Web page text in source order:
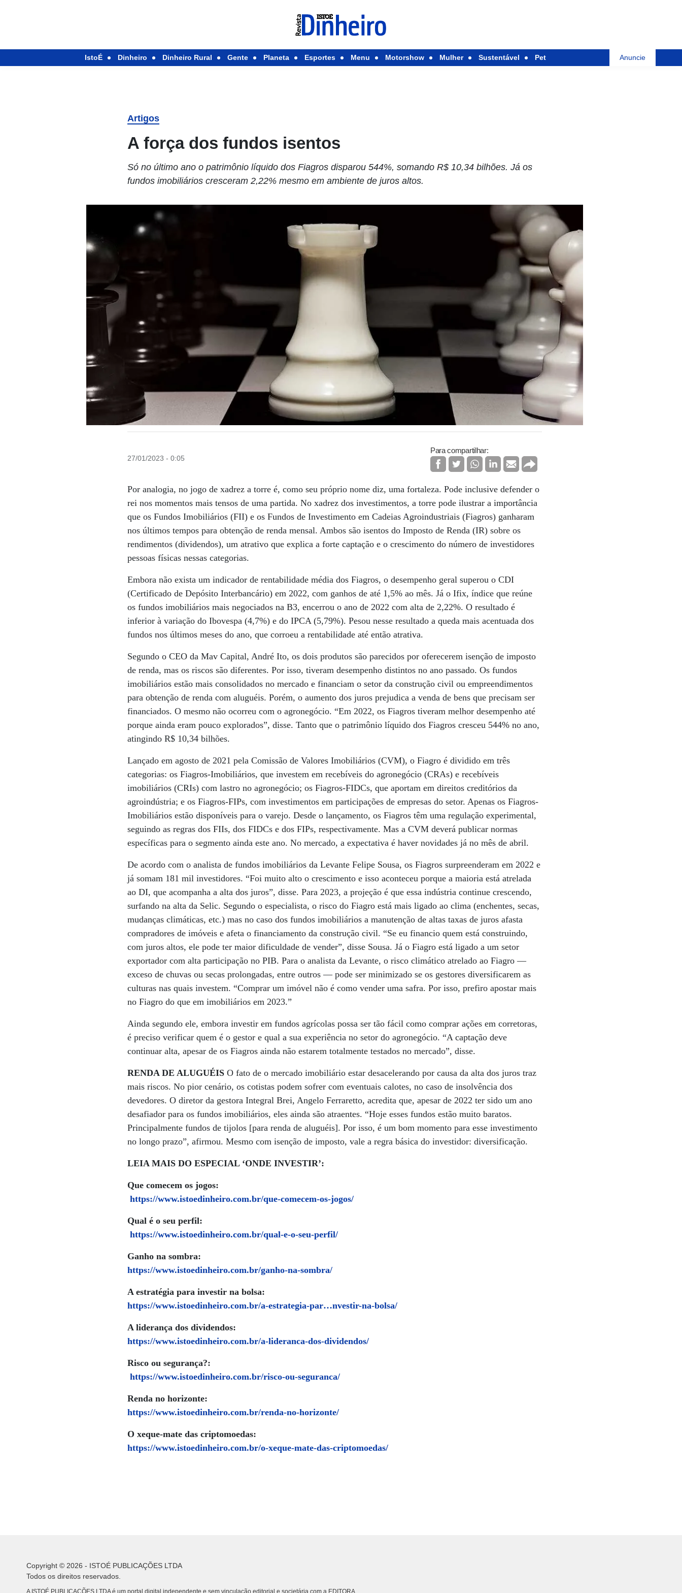
IstoÉ Dinheiro Dinheiro Rural Gente Planeta Esportes Menu Motorshow Mulher Sustentável Pet Anuncie
Artigos
A força dos fundos isentos
Só no último ano o patrimônio líquido dos Fiagros disparou 544%, somando R$ 10,34 bilhões. Já os
fundos imobiliários cresceram 2,22% mesmo em ambiente de juros altos.
27/01/2023 - 0:05
Para compartilhar:
Por analogia, no jogo de xadrez a torre é, como seu próprio nome diz, uma fortaleza. Pode inclusive defender o
rei nos momentos mais tensos de uma partida. No xadrez dos investimentos, a torre pode ilustrar a importância
que os Fundos Imobiliários (FII) e os Fundos de Investimento em Cadeias Agroindustriais (Fiagros) ganharam
nos últimos tempos para obtenção de renda mensal. Ambos são isentos do Imposto de Renda (IR) sobre os
rendimentos (dividendos), um atrativo que explica a forte captação e o crescimento do número de investidores
pessoas físicas nessas categorias.
Embora não exista um indicador de rentabilidade média dos Fiagros, o desempenho geral superou o CDI
(Certificado de Depósito Interbancário) em 2022, com ganhos de até 1,5% ao mês. Já o Ifix, índice que reúne
os fundos imobiliários mais negociados na B3, encerrou o ano de 2022 com alta de 2,22%. O resultado é
inferior à variação do Ibovespa (4,7%) e do IPCA (5,79%). Pesou nesse resultado a queda mais acentuada dos
fundos nos últimos meses do ano, que corroeu a rentabilidade até então atrativa.
Segundo o CEO da Mav Capital, André Ito, os dois produtos são parecidos por oferecerem isenção de imposto
de renda, mas os riscos são diferentes. Por isso, tiveram desempenho distintos no ano passado. Os fundos
imobiliários estão mais consolidados no mercado e financiam o setor da construção civil ou empreendimentos
para obtenção de renda com aluguéis. Porém, o aumento dos juros prejudica a venda de bens que precisam ser
financiados. O mesmo não ocorreu com o agronegócio. “Em 2022, os Fiagros tiveram melhor desempenho até
porque ainda eram pouco explorados”, disse. Tanto que o patrimônio líquido dos Fiagros cresceu 544% no ano,
atingindo R$ 10,34 bilhões.
Lançado em agosto de 2021 pela Comissão de Valores Imobiliários (CVM), o Fiagro é dividido em três
categorias: os Fiagros-Imobiliários, que investem em recebíveis do agronegócio (CRAs) e recebíveis
imobiliários (CRIs) com lastro no agronegócio; os Fiagros-FIDCs, que aportam em direitos creditórios da
agroindústria; e os Fiagros-FIPs, com investimentos em participações de empresas do setor. Apenas os Fiagros-
Imobiliários estão disponíveis para o varejo. Desde o lançamento, os Fiagros têm uma regulação experimental,
seguindo as regras dos FIIs, dos FIDCs e dos FIPs, respectivamente. Mas a CVM deverá publicar normas
específicas para o segmento ainda este ano. No mercado, a expectativa é haver novidades já no mês de abril.
De acordo com o analista de fundos imobiliários da Levante Felipe Sousa, os Fiagros surpreenderam em 2022 e
já somam 181 mil investidores. “Foi muito alto o crescimento e isso aconteceu porque a maioria está atrelada
ao DI, que acompanha a alta dos juros”, disse. Para 2023, a projeção é que essa indústria continue crescendo,
surfando na alta da Selic. Segundo o especialista, o risco do Fiagro está mais ligado ao clima (enchentes, secas,
mudanças climáticas, etc.) mas no caso dos fundos imobiliários a manutenção de altas taxas de juros afasta
compradores de imóveis e afeta o financiamento da construção civil. “Se eu financio quem está construindo,
com juros altos, ele pode ter maior dificuldade de vender”, disse Sousa. Já o Fiagro está ligado a um setor
exportador com alta participação no PIB. Para o analista da Levante, o risco climático atrelado ao Fiagro —
exceso de chuvas ou secas prolongadas, entre outros — pode ser minimizado se os gestores diversificarem as
culturas nas quais investem. “Comprar um imóvel não é como vender uma safra. Por isso, prefiro apostar mais
no Fiagro do que em imobiliários em 2023.”
Ainda segundo ele, embora investir em fundos agrícolas possa ser tão fácil como comprar ações em corretoras,
é preciso verificar quem é o gestor e qual a sua experiência no setor do agronegócio. “A captação deve
continuar alta, apesar de os Fiagros ainda não estarem totalmente testados no mercado”, disse.
RENDA DE ALUGUÉIS O fato de o mercado imobiliário estar desacelerando por causa da alta dos juros traz
mais riscos. No pior cenário, os cotistas podem sofrer com eventuais calotes, no caso de insolvência dos
devedores. O diretor da gestora Integral Brei, Angelo Ferraretto, acredita que, apesar de 2022 ter sido um ano
desafiador para os fundos imobiliários, eles ainda são atraentes. “Hoje esses fundos estão muito baratos.
Principalmente fundos de tijolos [para renda de aluguéis]. Por isso, é um bom momento para esse investimento
no longo prazo”, afirmou. Mesmo com isenção de imposto, vale a regra básica do investidor: diversificação.
LEIA MAIS DO ESPECIAL ‘ONDE INVESTIR’:
Que comecem os jogos:
https://www.istoedinheiro.com.br/que-comecem-os-jogos/
Qual é o seu perfil:
https://www.istoedinheiro.com.br/qual-e-o-seu-perfil/
Ganho na sombra:
https://www.istoedinheiro.com.br/ganho-na-sombra/
A estratégia para investir na bolsa:
https://www.istoedinheiro.com.br/a-estrategia-par…nvestir-na-bolsa/
A liderança dos dividendos:
https://www.istoedinheiro.com.br/a-lideranca-dos-dividendos/
Risco ou segurança?:
https://www.istoedinheiro.com.br/risco-ou-seguranca/
Renda no horizonte:
https://www.istoedinheiro.com.br/renda-no-horizonte/
O xeque-mate das criptomoedas:
https://www.istoedinheiro.com.br/o-xeque-mate-das-criptomoedas/
Copyright © 2026 - ISTOÉ PUBLICAÇÕES LTDA
Todos os direitos reservados.
A ISTOÉ PUBLICAÇÕES LTDA é um portal digital independente e sem vinculação editorial e societária com a EDITORA